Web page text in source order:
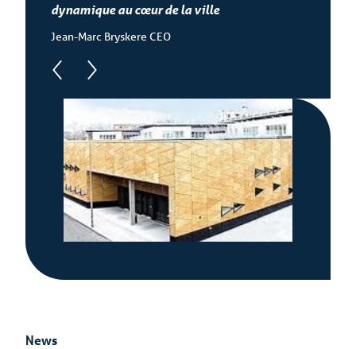
dynamique au cœur de la ville
Jean-Marc Bryskere CEO
News